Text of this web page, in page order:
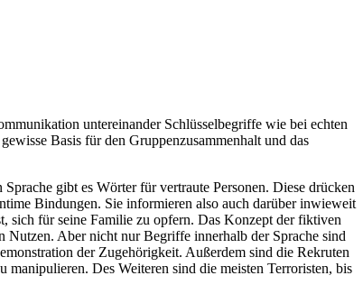
untereinander Schlüsselbegriffe wie bei echten
Basis für den Gruppenzusammenhalt und das
gibt es Wörter für vertraute Personen. Diese drücken
Bindungen. Sie informieren also auch darüber inwieweit
sich für seine Familie zu opfern. Das Konzept der fiktiven
Nutzen. Aber nicht nur Begriffe innerhalb der Sprache sind
der Zugehörigkeit. Außerdem sind die Rekruten
Des Weiteren sind die meisten Terroristen, bis